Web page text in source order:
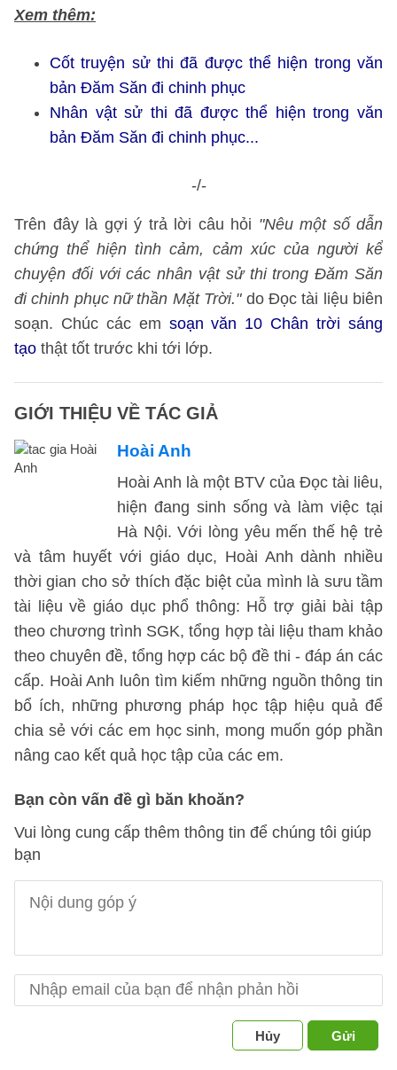
Xem thêm:
Cốt truyện sử thi đã được thể hiện trong văn
bản Đăm Săn đi chinh phục
Nhân vật sử thi đã được thể hiện trong văn
bản Đăm Săn đi chinh phục...
-/-
Trên đây là gợi ý trả lời câu hỏi "Nêu một số dẫn
chứng thể hiện tình cảm, cảm xúc của người kể
chuyện đối với các nhân vật sử thi trong Đăm Săn
đi chinh phục nữ thần Mặt Trời."do Đọc tài liệu biên
soạn. Chúc các em soạn văn 10 Chân trời sáng
tạo thật tốt trước khi tới lớp.
GIỚI THIỆU VỀ TÁC GIẢ
Hoài Anh
Hoài Anh là một BTV của Đọc tài liêu,
hiện đang sinh sống và làm việc tại
Hà Nội. Với lòng yêu mến thế hệ trẻ
và tâm huyết với giáo dục, Hoài Anh dành nhiều
thời gian cho sở thích đặc biệt của mình là sưu tầm
tài liệu về giáo dục phổ thông: Hỗ trợ giải bài tập
theo chương trình SGK, tổng hợp tài liệu tham khảo
theo chuyên đề, tổng hợp các bộ đề thi - đáp án các
cấp. Hoài Anh luôn tìm kiếm những nguồn thông tin
bổ ích, những phương pháp học tập hiệu quả để
chia sẻ với các em học sinh, mong muốn góp phần
nâng cao kết quả học tập của các em.
Bạn còn vấn đề gì băn khoăn?
Vui lòng cung cấp thêm thông tin để chúng tôi giúp
bạn
Hủy Gửi